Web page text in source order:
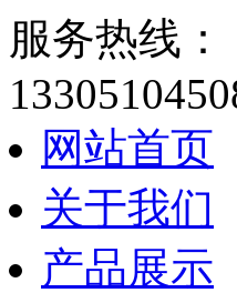
服务热线：
网站首页
关于我们
产品展示